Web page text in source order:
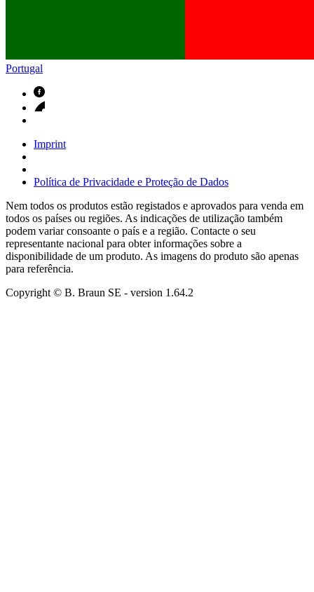
Portugal
Imprint
Política de Privacidade e Proteção de Dados
Nem todos os produtos estão registados e aprovados para venda em
todos os países ou regiões. As indicações de utilização também
podem variar consoante o país e a região. Contacte o seu
representante nacional para obter informações sobre a
disponibilidade de um produto. As imagens do produto são apenas
para referência.
Copyright © B. Braun SE - version 1.64.2